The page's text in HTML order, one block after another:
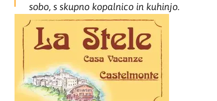
sobo, s skupno kopalnico in kuhinjo.